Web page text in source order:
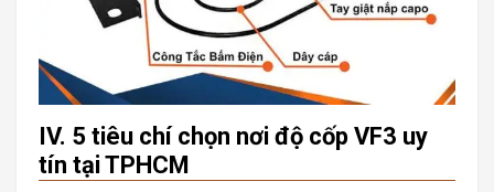
IV. 5 tiêu chí chọn nơi độ cốp VF3 uy
tín tại TPHCM